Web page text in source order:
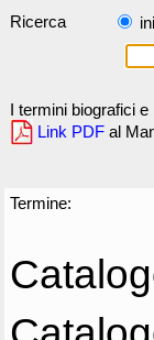
Ricerca
I termini biografici
Link PDF al
Termine: